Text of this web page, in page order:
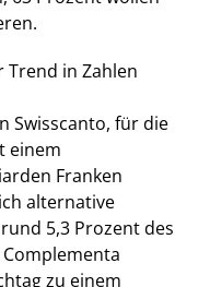
Trend in Zahlen
Swisscanto, für die
einem
Franken
alternative
5,3 Prozent des
zu einem